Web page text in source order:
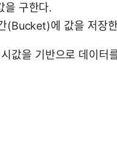
을 구한다.
(Bucket)에 값을 저장
값을 기반으로 데이터